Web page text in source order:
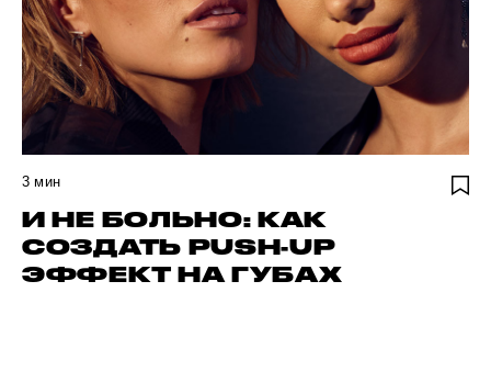
3 мин
И НЕ БОЛЬНО: КАК
СОЗДАТЬ PUSH-UP
ЭФФЕКТ НА ГУБАХ